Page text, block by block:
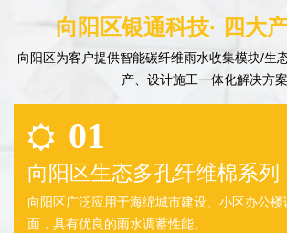
向阳区银通科技· 四大
向阳区为客户提供智能碳纤维雨水收集模块/生
产、设计施工一体化解决方案
01
向阳区生态多孔纤维棉系列
向阳区广泛应用于海绵城市建设、小区办公
面，具有优良的雨水调蓄性能。